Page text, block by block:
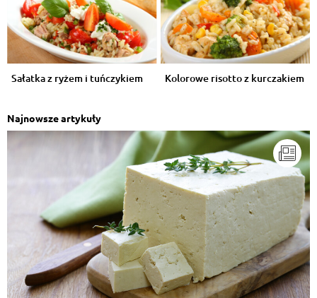
Sałatka z ryżem i tuńczykiem Kolorowe risotto z kurczakiem
Najnowsze artykuły